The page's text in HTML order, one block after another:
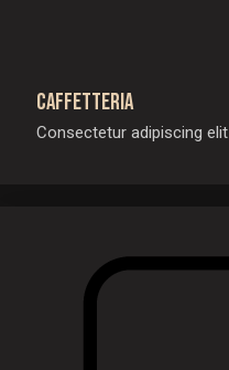
Caffetteria
Consectetur adipiscing elit